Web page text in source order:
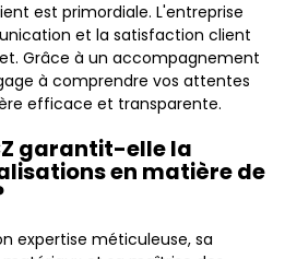
est primordiale. L'entreprise
et la satisfaction client
Grâce à un accompagnement
à comprendre vos attentes
efficace et transparente.
garantit-elle la
en matière de
expertise méticuleuse, sa